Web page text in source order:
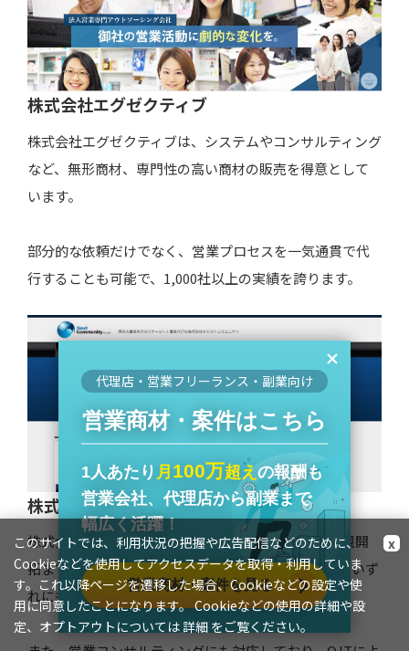
株式会社エグゼクティブ
株式会社エグゼクティブは、システムやコンサルティング
など、無形商材、専門性の高い商材の販売を得意として
います。
部分的な依頼だけでなく、営業プロセスを一気通貫で代
行することも可能で、1,000社以上の実績を誇ります。
株式会社ネクストコミュニティ
株式会社ネクストコミュニティは、テレアポから新規開
拓まで幅広い分野での依頼が可能で、BtoB・BtoCのいず
れにも対応可能です。
代理店・営業フリーランス・副業向け
営業商材・案件はこちら
1人あたり 月 100万超え の報酬も
営業会社、代理店から副業まで
幅広く活躍！
営業商材・案件を見る
このサイトでは、利用状況の把握や広告配信などのために、
Cookieなどを使用してアクセスデータを取得・利用していま
す。これ以降ページを遷移した場合、Cookieなどの設定や使
用に同意したことになります。 Cookieなどの使用の詳細や設
定、オプトアウトについては詳細
x
をご覧ください。